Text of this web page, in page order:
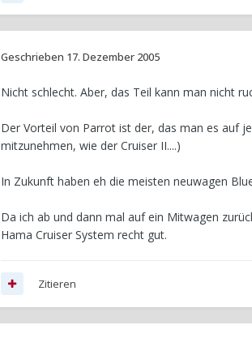
Geschrieben 17. Dezember 2005
Nicht schlecht. Aber, das Teil kann man nicht
Der Vorteil von Parrot ist der, das man es auf
mitzunehmen, wie der Cruiser II....)
In Zukunft haben eh die meisten neuwagen
Da ich ab und dann mal auf ein Mitwagen
Hama Cruiser System recht gut.
Zitieren